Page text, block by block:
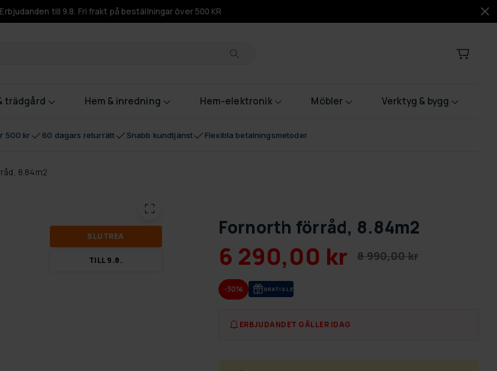
till 9.8. Fri frakt på beställningar över 500 KR
trädgård Hem & inredning Hem-elektronik Möbler Verktyg & bygg
500 kr 60 dagars returrätt Snabb kundtjänst Flexibla betalningsmetoder
8.84m2
SLUT­REA
TILL 9.8.
Fornorth förråd, 8.84m2
6 290,00 kr 8 990,00 kr
-30% GRA­TIS LE­VE­RANS
ERBJUDANDET GÄLLER IDAG